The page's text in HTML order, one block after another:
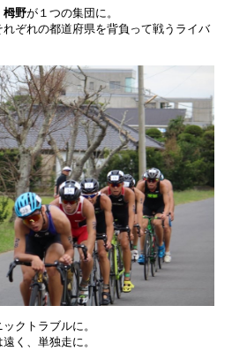
栂野が１つの集団に。
ぞれの都道府県を背負って戦うライバ
クトラブルに。
く、単独走に。